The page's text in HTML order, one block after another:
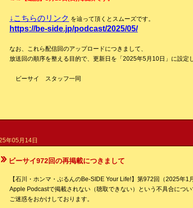
↓こちらのリンク を辿って頂くとスムーズです。
https://be-side.jp/podcast/2025/05/
なお、これら配信回のアップロードにつきまして、
放送回の順序を整える目的で、更新日を「2025年5月10日」に設定
ビーサイ スタッフ一同
年05月14日
ビーサイ972回の再掲載につきまして
【石川・ホンマ・ぶるんのBe-SIDE Your Life!】第972回（2025年1
Apple Podcastで掲載されない（聴取できない）という不具合につい
ご迷惑をおかけしております。